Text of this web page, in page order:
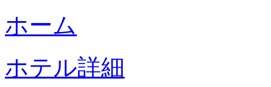
ホーム
ホテル詳細